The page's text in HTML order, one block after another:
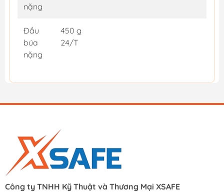
nặng
Đầu
búa
nặng
450 g
24/T
Công ty TNHH Kỹ Thuật và Thương Mại XSAFE